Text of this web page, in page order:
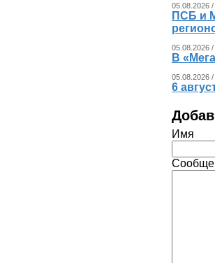
05.08.2026 /
ПСБ и
05.08.2026
В
05.08.2026
6
Имя